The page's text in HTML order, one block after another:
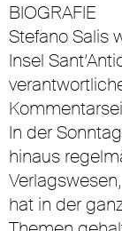
BIOGRAFIE
Stefano Salis
Insel
In der
hinaus
hat in der